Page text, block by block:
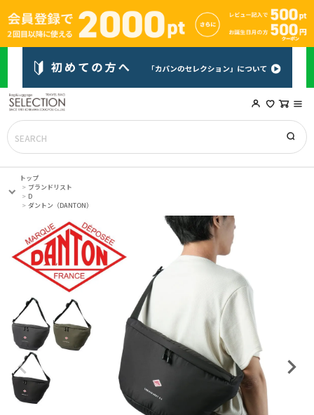
トップ
ブランドリスト
D
ダントン（DANTON）